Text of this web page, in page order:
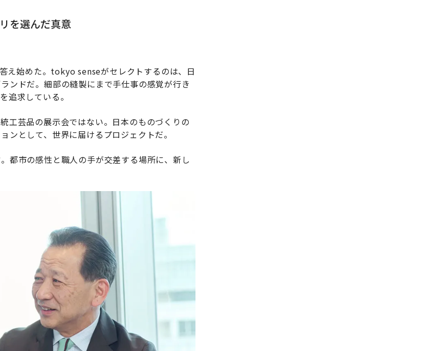
を選んだ真意
え始めた。tokyo senseがセレクトするのは、日
ンドだ。細部の縫製にまで手仕事の感覚が行き
追求している。
工芸品の展示会ではない。日本のものづくりの
ンとして、世界に届けるプロジェクトだ。
都市の感性と職人の手が交差する場所に、新し